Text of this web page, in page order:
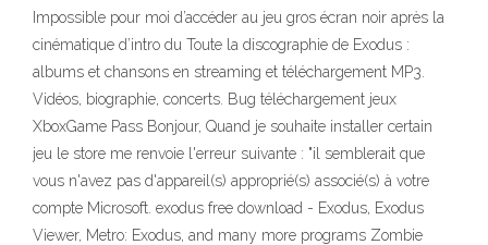
Impossible pour moi d’accéder au jeu gros écran noir après la
cinématique d’intro du Toute la discographie de Exodus :
albums et chansons en streaming et téléchargement MP3.
Vidéos, biographie, concerts. Bug téléchargement jeux
XboxGame Pass Bonjour, Quand je souhaite installer certain
jeu le store me renvoie l'erreur suivante : "il semblerait que
vous n'avez pas d'appareil(s) approprié(s) associé(s) à votre
compte Microsoft. exodus free download - Exodus, Exodus
Viewer, Metro: Exodus, and many more programs Zombie